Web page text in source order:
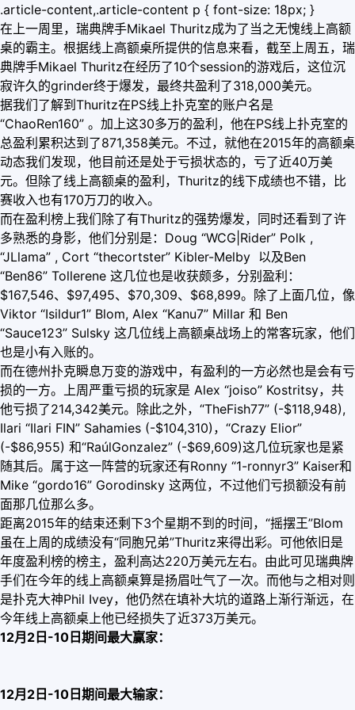
.article-content,.article-content p { font-size: 18px; }
在上一周里，瑞典牌手Mikael Thuritz成为了当之无愧线上高额
桌的霸主。根据线上高额桌所提供的信息来看，截至上周五，瑞
典牌手Mikael Thuritz在经历了10个session的游戏后，这位沉
寂许久的grinder终于爆发，最终共盈利了318,000美元。
据我们了解到Thuritz在PS线上扑克室的账户名是
“ChaoRen160” 。加上这30多万的盈利，他在PS线上扑克室的
总盈利累积达到了871,358美元。不过，就他在2015年的高额桌
动态我们发现，他目前还是处于亏损状态的，亏了近40万美
元。但除了线上高额桌的盈利，Thuritz的线下成绩也不错，比
赛收入也有170万刀的收入。
而在盈利榜上我们除了有Thuritz的强势爆发，同时还看到了许
多熟悉的身影，他们分别是：Doug “WCG|Rider” Polk ,
“JLlama” , Cort “thecortster” Kibler-Melby 以及Ben
“Ben86” Tollerene 这几位也是收获颇多，分别盈利：
$167,546、$97,495、$70,309、$68,899。除了上面几位，像
Viktor “Isildur1” Blom, Alex “Kanu7” Millar 和 Ben
“Sauce123” Sulsky 这几位线上高额桌战场上的常客玩家，他们
也是小有入账的。
而在德州扑克瞬息万变的游戏中，有盈利的一方必然也是会有亏
损的一方。上周严重亏损的玩家是 Alex “joiso” Kostritsy，共
他亏损了214,342美元。除此之外，“TheFish77” (-$118,948),
Ilari “Ilari FIN” Sahamies (-$104,310)，“Crazy Elior”
(-$86,955) 和“RaúlGonzalez” (-$69,609)这几位玩家也是紧
随其后。属于这一阵营的玩家还有Ronny “1-ronnyr3” Kaiser和
Mike “gordo16” Gorodinsky 这两位，不过他们亏损额没有前
面那几位那么多。
距离2015年的结束还剩下3个星期不到的时间，“摇摆王”Blom
虽在上周的成绩没有“同胞兄弟”Thuritz来得出彩。可他依旧是
年度盈利榜的榜主，盈利高达220万美元左右。由此可见瑞典牌
手们在今年的线上高额桌算是扬眉吐气了一次。而他与之相对则
是扑克大神Phil Ivey，他仍然在填补大坑的道路上渐行渐远，在
今年线上高额桌上他已经损失了近373万美元。
12月2日-10日期间最大赢家：
12月2日-10日期间最大输家：